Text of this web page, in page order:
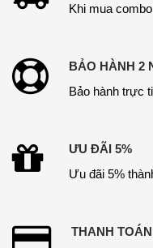
Khi mua
BẢO HÀNH 2
Bảo hành trực
ƯU ĐÃI 5%
Ưu đãi 5%
THANH TOÁN